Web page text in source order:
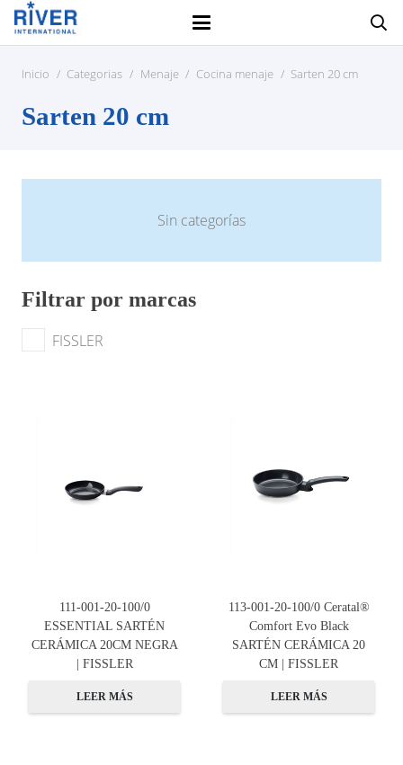
Inicio / Categorias / Menaje / Cocina menaje / Sarten 20 cm
Sarten 20 cm
Sin categorías
Filtrar por marcas
FISSLER
111-001-20-100/0
ESSENTIAL SARTÉN
CERÁMICA 20CM NEGRA
| FISSLER
LEER MÁS
113-001-20-100/0 Ceratal®
Comfort Evo Black
SARTÉN CERÁMICA 20
CM | FISSLER
LEER MÁS